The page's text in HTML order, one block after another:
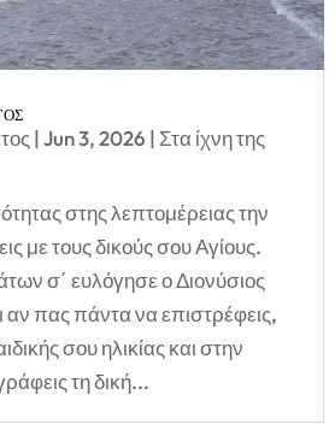
|Jun 3, 2026 | Στα ίχνη της
στης λεπτομέρειας την
με τους δικούς σου Αγίους.
σ΄ ευλόγησε ο Διονύσιος
πας πάντα να επιστρέφεις,
σου ηλικίας και στην
τη δική...